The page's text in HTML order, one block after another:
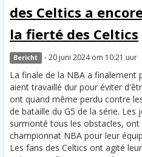
des Celtics a
la fierté des Celtics
Bericht - 20 juni 2024 om 10:21 uur
La finale de la NBA a finalement
aient travaillé dur pour éviter
ont quand même perdu contre
de bataille du G5 de la série. Les
surmonté tous les obstacles,
championnat NBA pour leur
Les fans des Celtics ont agité